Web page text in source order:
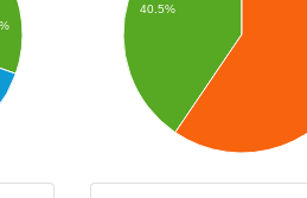
40.5%